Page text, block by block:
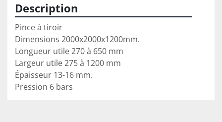
Description
Pince à tiroir
Dimensions 2000x2000x1200mm.
Longueur utile 270 à 650 mm
Largeur utile 275 à 1200 mm
Épaisseur 13-16 mm.
Pression 6 bars